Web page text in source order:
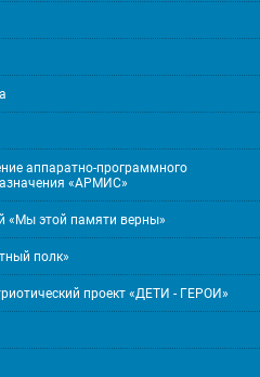
аппаратно-программного
«АРМИС»
«Мы этой памяти верны»
полк»
проект «ДЕТИ - ГЕРОИ»